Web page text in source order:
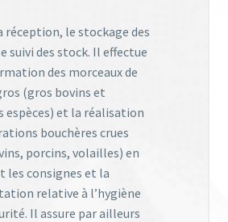
réception, le stockage des
suivi des stock. Il effectue
des morceaux de
(gros bovins et
espèces) et la réalisation
bouchères crues
porcins, volailles) en
les consignes et la
relative à l’hygiène
Il assure par ailleurs